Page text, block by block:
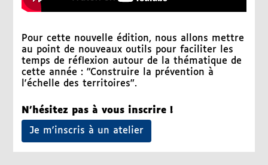
Pour cette nouvelle édition, nous allons mettre
au point de nouveaux outils pour faciliter les
temps de réflexion autour de la thématique de
cette année : "Construire la prévention à
l'échelle des territoires".
N'hésitez pas à vous inscrire !
Je m'inscris à un atelier